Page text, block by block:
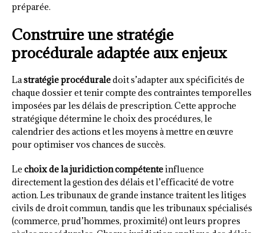
préparée.
Construire une stratégie
procédurale adaptée aux enjeux
Lastratégie procéduraledoit s’adapter aux spécificités de
chaque dossier et tenir compte des contraintes temporelles
imposées par les délais de prescription. Cette approche
stratégique détermine le choix des procédures, le
calendrier des actions et les moyens à mettre en œuvre
pour optimiser vos chances de succès.
Le choix de la juridiction compétenteinfluence
directement la gestion des délais et l’efficacité de votre
action. Les tribunaux de grande instance traitent les litiges
civils de droit commun, tandis que les tribunaux spécialisés
(commerce, prud’hommes, proximité) ont leurs propres